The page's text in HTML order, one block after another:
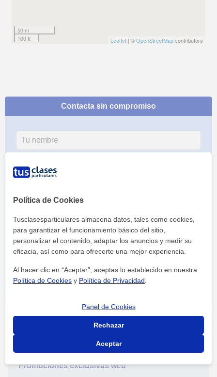
50 m
100 ft
Leaflet | ©OpenStreetMapcontributors
Contacta sin compromiso
Al hacer clic, aceptas nuestroaviso legaly deprivacidad
Promociones exclusivas web
Política de Cookies
Tusclasesparticulares almacena datos, tales como cookies,
para garantizar el funcionamiento básico del sitio,
personalizar el contenido, adaptar los anuncios y medir su
eficacia, así como para ofrecerte una mejor experiencia.
Al hacer clic en “Aceptar”, aceptas lo establecido en nuestra
Política de Cookies y Política de Privacidad
Panel de Cookies
Rechazar
Aceptar